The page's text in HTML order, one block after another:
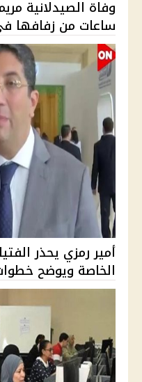
وفاة الصيدلانية
ساعات من زفافها
أمير رمزي يحذر
الخاصة ويوضح